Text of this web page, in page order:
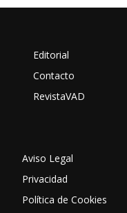
Editorial
Contacto
RevistaVAD
Aviso Legal
Privacidad
Política de Cookies